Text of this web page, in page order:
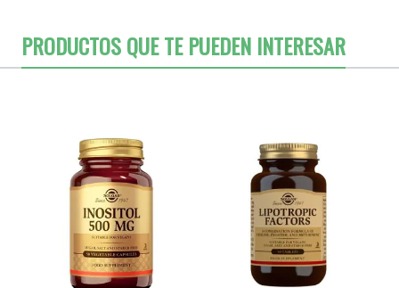
PRODUCTOS QUE TE PUEDEN INTERESAR